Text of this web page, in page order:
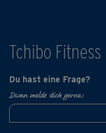
Tchibo Fitness
Du hast eine Frage?
Dann melde dich gerne: